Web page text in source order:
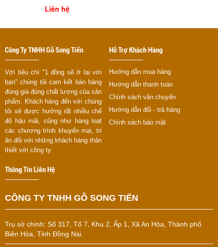
Liên hệ
Công Ty TNHH Gỗ Song Tiến
Với tiêu chí "1 đồng sẽ ở lại với
bạn" chúng tôi cam kết bán hàng
đúng giá đúng chất lượng của sản
phẩm. Khách hàng đến với chúng
tôi sẽ được hưởng rất nhiều chế
độ hậu mãi, cũng như hàng loạt
các chương trình khuyến mại, tri
ân đối với những khách hàng thân
thiết với công ty
Hỗ Trợ Khách Hàng
Hướng dẫn mua hàng
Hướng dẫn thanh toán
Chính sách vận chuyển
Hướng dẫn đổi - trả hàng
Chính sách bảo mật
Thông Tin Liên Hệ
CÔNG TY TNHH GỖ SONG TIẾN
Trụ sở chính: Số 317, Tổ 7, Khu 2, Ấp 1, Xã An Hòa, Thành phố
Biên Hòa, Tỉnh Đồng Nai.